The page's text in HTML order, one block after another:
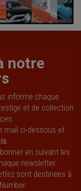
notre
informe chaque
et de collection
mail ci-dessous et
.
en suivant les
newsletter.
sont destinées à